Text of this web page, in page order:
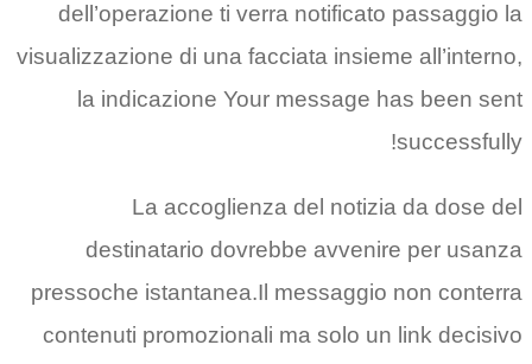
dell’operazione ti verra
visualizzazione di una facciata
la indicazione Your
La accoglienza del
destinatario dovrebbe
pressoche istantanea.Il
contenuti promozionali ma